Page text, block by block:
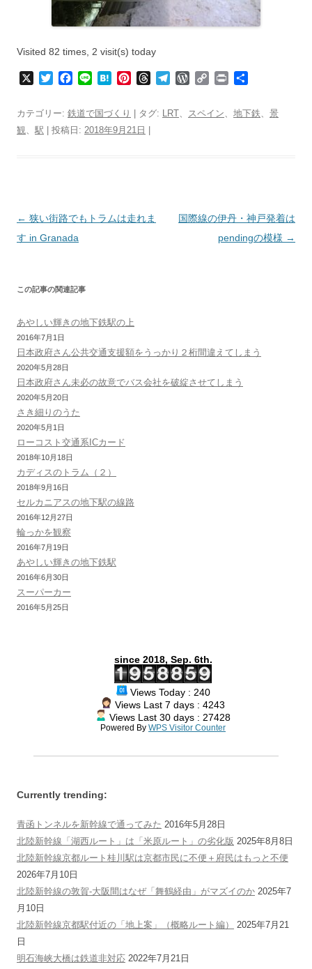
Visited 82 times, 2 visit(s) today
t
c
e
b
e
H
e
n
e
e
e
W
d
C
y
n
カテゴリー: 鉄道で国づくり | タグ: LRT、 スペイン、 地下鉄、 景
観、 駅 | 投稿日: 2018年9月21日
投
稿
ゲ
ー
シ
ョ
← 狭い街路でもトラムは走れま
す in Granada
国際線の伊丹・神戸発着は
pendingの模様 →
この記事の関連記事
あやしい輝きの地下鉄駅の上
2016年7月1日
日本政府さん公共交通支援額をうっかり２桁間違えてしまう
2020年5月28日
日本政府さん未必の故意でバス会社を破綻させてしまう
2020年5月20日
さき細りのうた
2020年5月1日
ローコスト交通系ICカード
2018年10月18日
カディスのトラム（２）
2018年9月16日
セルカニアスの地下駅の線路
2016年12月27日
輪っかを観察
2016年7月19日
あやしい輝きの地下鉄駅
2016年6月30日
スーパーカー
2016年5月25日
since 2018, Sep. 6th.
Views Today : 240
Views Last 7 days : 4243
Views Last 30 days : 27428
Powered By WPS Visitor Counter
Currently trending:
青函トンネルを新幹線で通ってみた 2016年5月28日
北陸新幹線「湖西ルート」は「米原ルート」の劣化版 2025年8月8日
北陸新幹線京都ルート桂川駅は京都市民に不便＋府民はもっと不便
2026年7月10日
北陸新幹線の敦賀-大阪間はなぜ「舞鶴経由」がマズイのか 2025年7
月10日
北陸新幹線京都駅付近の「地上案」（概略ルート編）
2025年7月21
日
明石海峡大橋は鉄道非対応 2022年7月21日